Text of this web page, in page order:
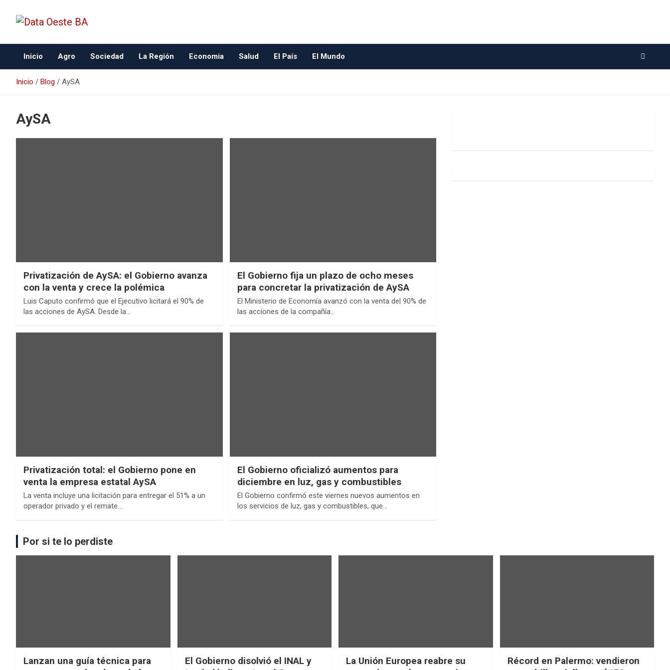
Data Oeste BA
Inicio Agro Sociedad La Región Economia Salud El País El Mundo
Inicio Blog AySA
AySA
Privatización de AySA: el Gobierno avanza
con la venta y crece la polémica
Luis Caputo confirmó que el Ejecutivo licitará el 90% de
las acciones de AySA. Desde la…
El Gobierno fija un plazo de ocho meses
para concretar la privatización de AySA
El Ministerio de Economía avanzó con la venta del 90% de
las acciones de la compañía…
Privatización total: el Gobierno pone en
venta la empresa estatal AySA
La venta incluye una licitación para entregar el 51% a un
operador privado y el remate…
El Gobierno oficializó aumentos para
diciembre en luz, gas y combustibles
El Gobierno confirmó este viernes nuevos aumentos en
los servicios de luz, gas y combustibles, que…
Por si te lo perdiste
Lanzan una guía técnica para
El Gobierno disolvió el INAL y
La Unión Europea reabre su
Récord en Palermo: vendieron